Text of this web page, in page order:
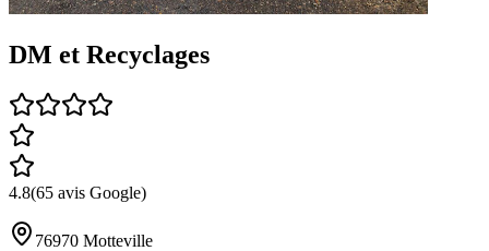
DM et Recyclages
4.8(65 avis Google)
76970 Motteville